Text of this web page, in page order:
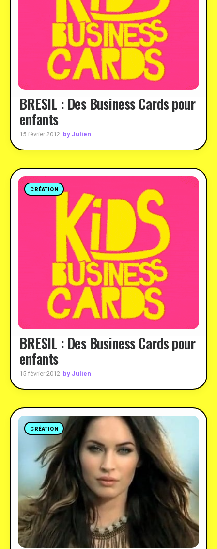
BRESIL : Des Business Cards pour
enfants
15 février 2012 by Julien
CRÉATION
BRESIL : Des Business Cards pour
enfants
15 février 2012 by Julien
CRÉATION